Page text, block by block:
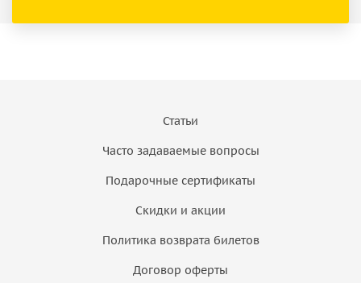
Статьи
Часто задаваемые вопросы
Подарочные сертификаты
Скидки и акции
Политика возврата билетов
Договор оферты